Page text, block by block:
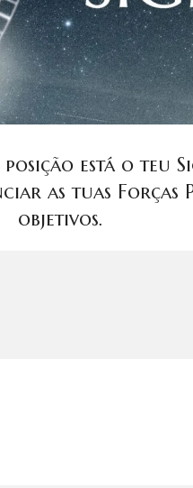
posição está o teu
as tuas Forças
objetivos.